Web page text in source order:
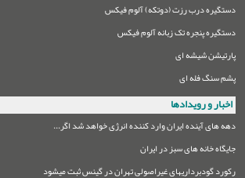
دستگیره درب رزت (دوتکه) آلوم فیکس
دستگیره پنجره تک زبانه آلوم فیکس
پارتیشن شیشه ای
پشم سنگ فله ای
اخبار و رویدادها
دهه های آینده ایران وارد کننده انرژی خواهد شد اگر...
جایگاه خانه های سبز در ایران
رکورد گودبرداریهای غیراصولی تهران در گینس ثبت میشود